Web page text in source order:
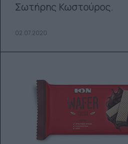
Σωτήρης Κωστούρος.
02.07.2020